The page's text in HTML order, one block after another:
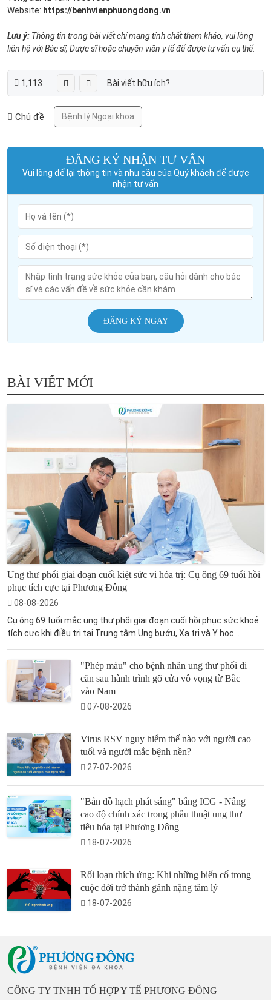
Website: https://benhvienphuongdong.vn
Lưu ý: Thông tin trong bài viết chỉ mang tính chất tham khảo, vui lòng
liên hệ với Bác sĩ, Dược sĩ hoặc chuyên viên y tế để được tư vấn cụ thể.
1,113 Bài viết hữu ích?
Chủ đề Bệnh lý Ngoại khoa
ĐĂNG KÝ NHẬN TƯ VẤN
Vui lòng để lại thông tin và nhu cầu của Quý khách để được
nhận tư vấn
ĐĂNG KÝ NGAY
BÀI VIẾT MỚI
Ung thư phổi giai đoạn cuối kiệt sức vì hóa trị: Cụ ông 69 tuổi hồi
phục tích cực tại Phương Đông
08-08-2026
Cụ ông 69 tuổi mắc ung thư phổi giai đoạn cuối hồi phục sức khoẻ
tích cực khi điều trị tại Trung tâm Ung bướu, Xạ trị và Y học...
"Phép màu" cho bệnh nhân ung thư phổi di
căn sau hành trình gõ cửa vô vọng từ Bắc
vào Nam
07-08-2026
Virus RSV nguy hiểm thế nào với người cao
tuổi và người mắc bệnh nền?
27-07-2026
"Bản đồ hạch phát sáng" bằng ICG - Nâng
cao độ chính xác trong phẫu thuật ung thư
tiêu hóa tại Phương Đông
18-07-2026
Rối loạn thích ứng: Khi những biến cố trong
cuộc đời trở thành gánh nặng tâm lý
18-07-2026
CÔNG TY TNHH TỔ HỢP Y TẾ PHƯƠNG ĐÔNG